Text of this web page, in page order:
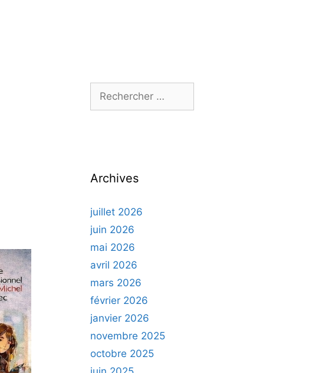
Rechercher :
Archives
juillet 2026
juin 2026
mai 2026
avril 2026
mars 2026
février 2026
janvier 2026
novembre 2025
octobre 2025